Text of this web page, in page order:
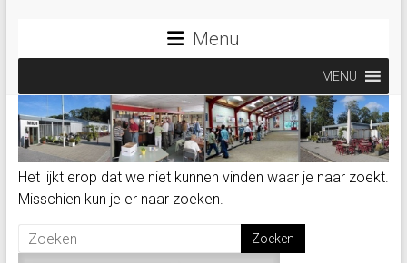
Menu
MENU
Het lijkt erop dat we niet kunnen vinden waar je naar zoekt.
Misschien kun je er naar zoeken.